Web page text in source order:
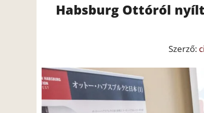
Habsburg Ottóról
Szerző: